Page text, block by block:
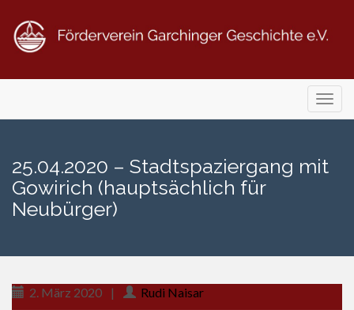
25.04.2020 – Stadtspaziergang mit
Gowirich (hauptsächlich für
Neubürger)
2. März 2020 | Rudi Naisar